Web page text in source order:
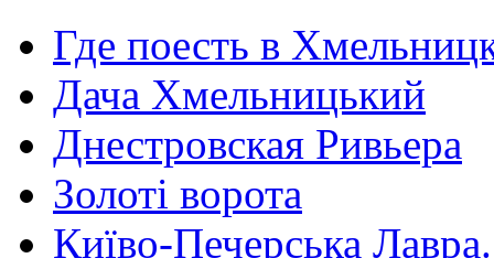
Где поесть в
Дача Хмельницький
Днестровская Ривьера
Золоті ворота
Київо-Печерська